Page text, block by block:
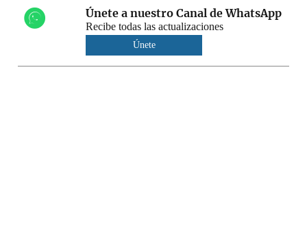
Únete a nuestro Canal de WhatsApp
Recibe todas las actualizaciones
Únete